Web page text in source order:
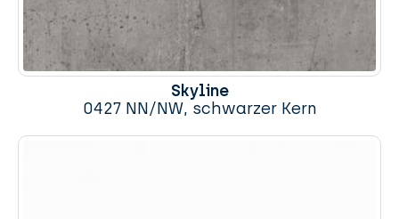
Skyline
0427 NN/NW, schwarzer Kern